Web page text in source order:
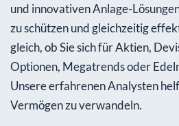
und innovativen Anlage-
zu schützen und gleichzeitig
gleich, ob Sie sich für Aktien,
Optionen, Megatrends oder
Unsere erfahrenen Analysten
Vermögen zu verwandeln.